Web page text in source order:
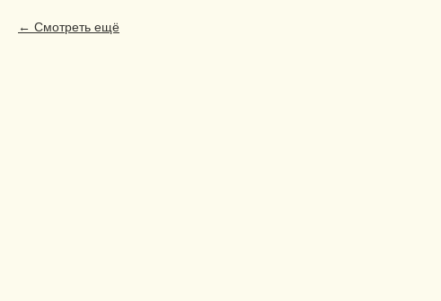
Смотреть ещё